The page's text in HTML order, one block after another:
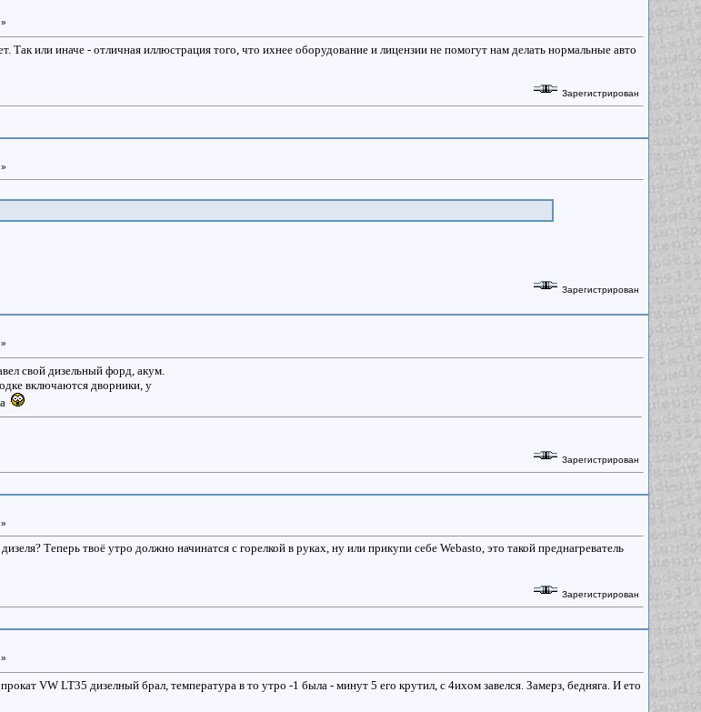
Так или иначе - отличная иллюстрация того, что ихнее оборудование и лицензии не помогут нам делать нормальные авто
Зарегистрирован
Зарегистрирован
свой дизельный форд, акум.
включаются дворники, у
Зарегистрирован
Теперь твоё утро должно начинатся с горелкой в руках, ну или прикупи себе Webasto, это такой преднагреватель
Зарегистрирован
VW LT35 дизелный брал, температура в то утро -1 была - минут 5 его крутил, с 4ихом завелся. Замерз, бедняга. И ето